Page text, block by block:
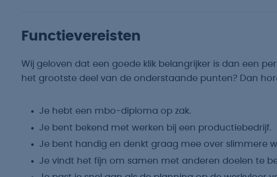
Functievereisten
Wij geloven dat een goede klik belangrijker is dan een
het grootste deel van de onderstaande punten? Dan
Je hebt een mbo-diploma op zak.
Je bent bekend met werken bij een productiebedrijf.
Je bent handig en denkt graag mee over slimmere
Je vindt het fijn om samen met anderen doelen te